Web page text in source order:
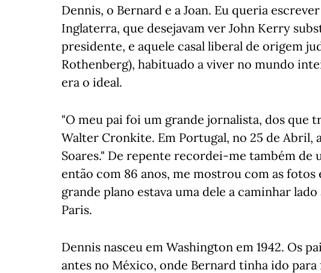
Dennis, o Bernard e a Joan. Eu queria
Inglaterra, que desejavam ver John Kerry
presidente, e aquele casal liberal de origem
Rothenberg), habituado a viver no mundo
era o ideal.
"O meu pai foi um grande jornalista, dos que
Walter Cronkite. Em Portugal, no 25 de Abril,
Soares." De repente recordei-me também de
então com 86 anos, me mostrou com as
grande plano estava uma dele a caminhar
Paris.
Dennis nasceu em Washington em 1942. Os
antes no México, onde Bernard tinha ido